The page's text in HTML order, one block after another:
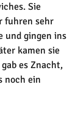
Sie
fuhren sehr
und gingen ins
kamen sie
es Znacht,
noch ein